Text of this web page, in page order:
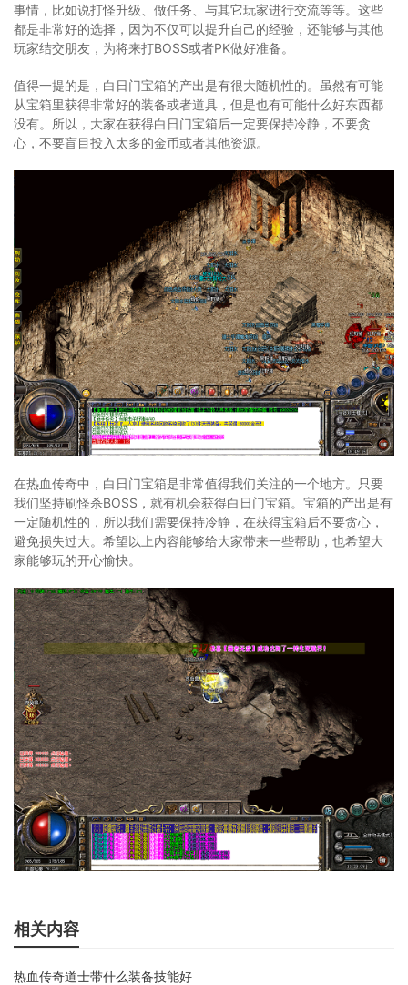
事情，比如说打怪升级、做任务、与其它玩家进行交流等等。这些
都是非常好的选择，因为不仅可以提升自己的经验，还能够与其他
玩家结交朋友，为将来打BOSS或者PK做好准备。
值得一提的是，白日门宝箱的产出是有很大随机性的。虽然有可能
从宝箱里获得非常好的装备或者道具，但是也有可能什么好东西都
没有。所以，大家在获得白日门宝箱后一定要保持冷静，不要贪
心，不要盲目投入太多的金币或者其他资源。
在热血传奇中，白日门宝箱是非常值得我们关注的一个地方。只要
我们坚持刷怪杀BOSS，就有机会获得白日门宝箱。宝箱的产出是有
一定随机性的，所以我们需要保持冷静，在获得宝箱后不要贪心，
避免损失过大。希望以上内容能够给大家带来一些帮助，也希望大
家能够玩的开心愉快。
相关内容
热血传奇道士带什么装备技能好